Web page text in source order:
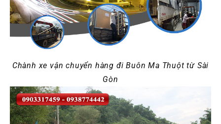
Chành xe vận chuyển hàng đi Buôn Ma Thuột từ Sài
Gòn